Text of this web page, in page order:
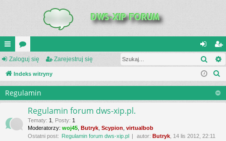
UI
C
K
_L
IN
or
a
al
og
si
ar
ej
es
tru
Zaloguj się Zarejestruj się
Indeks witryny
Regulamin
Regulamin forum dws-xip.pl.
Tematy: 1 Posty: 1
Moderatorzy: woj45 Butryk Scypion virtualbob
Ostatni post: Regulamin forum dws-xip.pl autor: Butryk , 14 lis 2012, 22:11